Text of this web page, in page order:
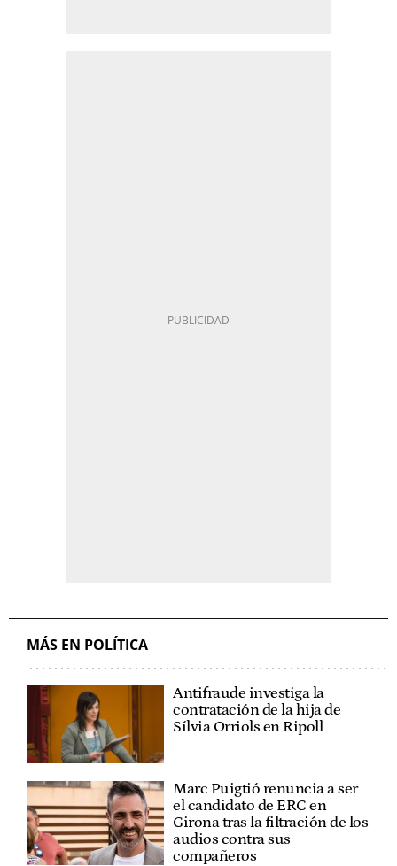
MÁS EN POLÍTICA
Antifraude investiga la
contratación de la hija de
Sílvia Orriols en Ripoll
Marc Puigtió renuncia a ser
el candidato de ERC en
Girona tras la filtración de los
audios contra sus
compañeros